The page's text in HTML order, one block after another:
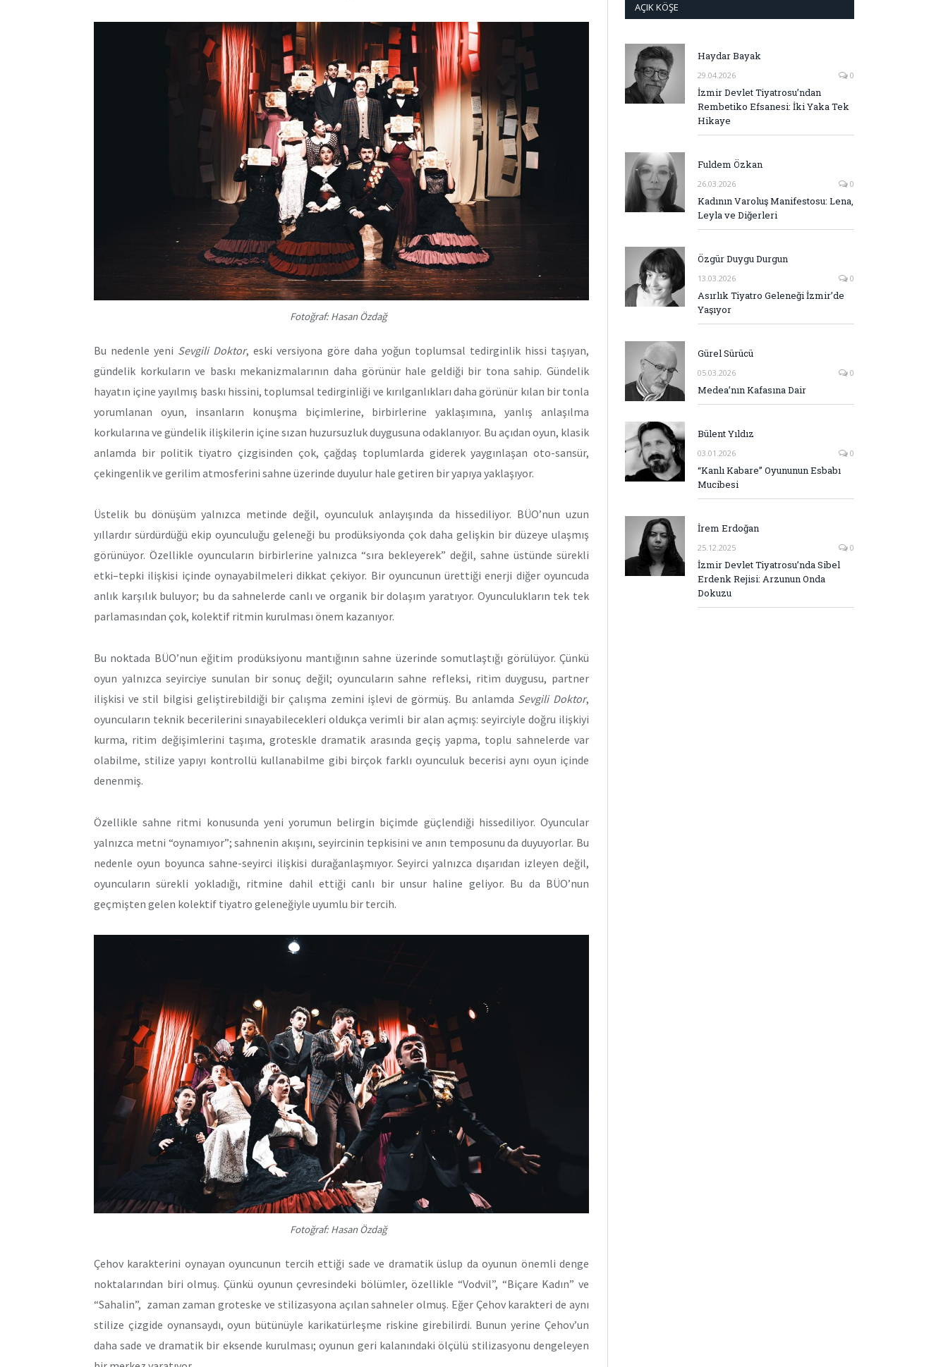
Fotoğraf: Hasan Özdağ
Bu nedenle yeni Sevgili Doktor, eski versiyona göre daha yoğun toplumsal tedirginlik hissi taşıyan,
gündelik korkuların ve baskı mekanizmalarının daha görünür hale geldiği bir tona sahip. Gündelik
hayatın içine yayılmış baskı hissini, toplumsal tedirginliği ve kırılganlıkları daha görünür kılan bir tonla
yorumlanan oyun, insanların konuşma biçimlerine, birbirlerine yaklaşımına, yanlış anlaşılma
korkularına ve gündelik ilişkilerin içine sızan huzursuzluk duygusuna odaklanıyor. Bu açıdan oyun, klasik
anlamda bir politik tiyatro çizgisinden çok, çağdaş toplumlarda giderek yaygınlaşan oto-sansür,
çekingenlik ve gerilim atmosferini sahne üzerinde duyulur hale getiren bir yapıya yaklaşıyor.
Üstelik bu dönüşüm yalnızca metinde değil, oyunculuk anlayışında da hissediliyor. BÜO’nun uzun
yıllardır sürdürdüğü ekip oyunculuğu geleneği bu prodüksiyonda çok daha gelişkin bir düzeye ulaşmış
görünüyor. Özellikle oyuncuların birbirlerine yalnızca “sıra bekleyerek” değil, sahne üstünde sürekli
etki–tepki ilişkisi içinde oynayabilmeleri dikkat çekiyor. Bir oyuncunun ürettiği enerji diğer oyuncuda
anlık karşılık buluyor; bu da sahnelerde canlı ve organik bir dolaşım yaratıyor. Oyunculukların tek tek
parlamasından çok, kolektif ritmin kurulması önem kazanıyor.
Bu noktada BÜO’nun eğitim prodüksiyonu mantığının sahne üzerinde somutlaştığı görülüyor. Çünkü
oyun yalnızca seyirciye sunulan bir sonuç değil; oyuncuların sahne refleksi, ritim duygusu, partner
ilişkisi ve stil bilgisi geliştirebildiği bir çalışma zemini işlevi de görmüş. Bu anlamda Sevgili Doktor,
oyuncuların teknik becerilerini sınayabilecekleri oldukça verimli bir alan açmış: seyirciyle doğru ilişkiyi
kurma, ritim değişimlerini taşıma, groteskle dramatik arasında geçiş yapma, toplu sahnelerde var
olabilme, stilize yapıyı kontrollü kullanabilme gibi birçok farklı oyunculuk becerisi aynı oyun içinde
denenmiş.
Özellikle sahne ritmi konusunda yeni yorumun belirgin biçimde güçlendiği hissediliyor. Oyuncular
yalnızca metni “oynamıyor”; sahnenin akışını, seyircinin tepkisini ve anın temposunu da duyuyorlar. Bu
nedenle oyun boyunca sahne-seyirci ilişkisi durağanlaşmıyor. Seyirci yalnızca dışarıdan izleyen değil,
oyuncuların sürekli yokladığı, ritmine dahil ettiği canlı bir unsur haline geliyor. Bu da BÜO’nun
geçmişten gelen kolektif tiyatro geleneğiyle uyumlu bir tercih.
Fotoğraf: Hasan Özdağ
Çehov karakterini oynayan oyuncunun tercih ettiği sade ve dramatik üslup da oyunun önemli denge
noktalarından biri olmuş. Çünkü oyunun çevresindeki bölümler, özellikle “Vodvil”, “Biçare Kadın” ve
“Sahalin”, zaman zaman groteske ve stilizasyona açılan sahneler olmuş. Eğer Çehov karakteri de aynı
stilize çizgide oynansaydı, oyun bütünüyle karikatürleşme riskine girebilirdi. Bunun yerine Çehov’un
daha sade ve dramatik bir eksende kurulması; oyunun geri kalanındaki ölçülü stilizasyonu dengeleyen
AÇIK KÖŞE
Haydar Bayak
29.04.2026 0
İzmir Devlet Tiyatrosu’ndan
Rembetiko Efsanesi: İki Yaka Tek
Hikaye
Fuldem Özkan
26.03.2026 0
Kadının Varoluş Manifestosu: Lena,
Leyla ve Diğerleri
Özgür Duygu Durgun
13.03.2026 0
Asırlık Tiyatro Geleneği İzmir’de
Yaşıyor
Gürel Sürücü
05.03.2026 0
Medea’nın Kafasına Dair
Bülent Yıldız
03.01.2026 0
“Kanlı Kabare” Oyununun Esbabı
Mucibesi
İrem Erdoğan
25.12.2025 0
İzmir Devlet Tiyatrosu’nda Sibel
Erdenk Rejisi: Arzunun Onda
Dokuzu